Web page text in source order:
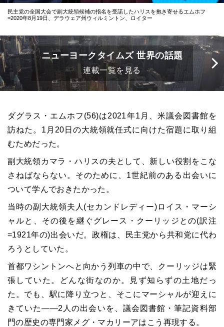
民主党の全国大会で副大統領候補の指名を受諾したハリスを抱き寄せるエムホフ
=2020年8月19日、デラウェア州ウィルミントン、ロイター
ニューヨークタイムズ 世界の話題
連載一覧を見る
ダグラス・エムホフ(56)は2021年1月、米議会図書館を
訪ねた。1月20日の大統領就任式に向けた宿題に取り組
むためだった。
副大統領カマラ・ハリスの夫として、新しい役割をこな
さねばならない。そのために、1世紀前のある出会いに
ついて学んでおきたかった。
当時の副大統領夫人(セカンドレディー)ロイス・マーシ
ャルと、その後を継ぐグレース・クーリッジとの(訳注
=1921年の)出会いだ。政権は、民主党から共和党に代わ
ろうとしていた。
首都ワシントンへと向かう列車の中で、クーリッジは緊
張していた。どんな街なのか。見ず知らずの土地だっ
た。でも、駅に降り立つと、そこにマーシャルが迎えに
きていた――2人の出会いを、議会図書館・筆記資料部
門の歴史の専門家メグ・マカリーアはこう再現する。